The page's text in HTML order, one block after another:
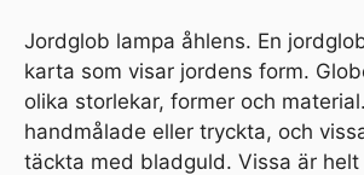
Jordglob lampa åhlens. En
karta som visar jordens form.
olika storlekar, former och
handmålade eller tryckta, och
täckta med bladguld. Vissa är